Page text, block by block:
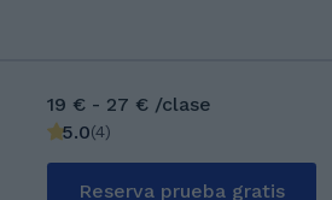
19 € - 27 € /clase
5.0(4)
Reserva prueba gratis